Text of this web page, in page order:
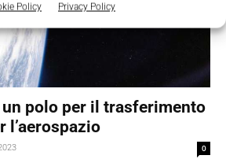
Policy Privacy Policy
un polo per il trasferimento
l’aerospazio
0